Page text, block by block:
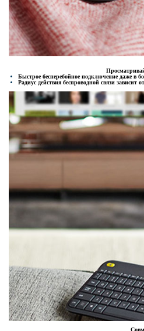
Быстрое бесперебойное подключение даже в
Радиус действия беспроводной связи